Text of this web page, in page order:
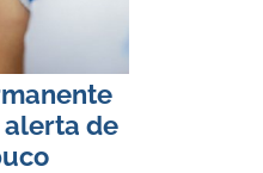
alerta de